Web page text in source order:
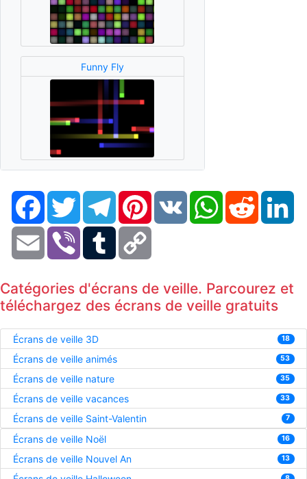
Funny Fly
FacebookTwitter TelegramPinterestVK WhatsAppReddit
Email Viber Tumblr
Catégories d'écrans de veille. Parcourez et
téléchargez des écrans de veille gratuits
Écrans de veille 3D 18
Écrans de veille animés 53
Écrans de veille nature 35
Écrans de veille vacances 33
Écrans de veille Saint-Valentin 7
Écrans de veille Noël 16
Écrans de veille Nouvel An 13